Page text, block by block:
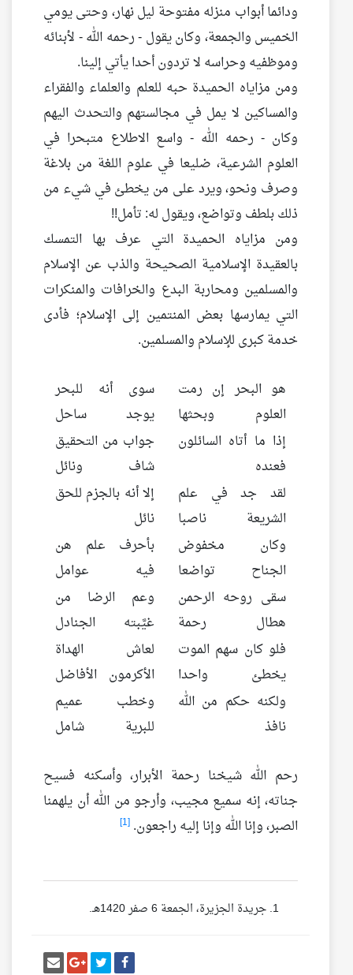
ودائما أبواب منزله مفتوحة ليل نهار، وحتى يومي
الخميس والجمعة، وكان يقول - رحمه الله - لأبنائه
وموظفيه وحراسه لا تردون أحدا يأتي إلينا.
ومن مزاياه الحميدة حبه للعلم والعلماء والفقراء
والمساكين لا يمل في مجالستهم والتحدث اليهم
وكان - رحمه الله - واسع الاطلاع متبحرا في
العلوم الشرعية، ضليعا في علوم اللغة من بلاغة
وصرف ونحو، ويرد على من يخطئ في شيء من
ذلك بلطف وتواضع، ويقول له: تأمل!!
ومن مزاياه الحميدة التي عرف بها التمسك
بالعقيدة الإسلامية الصحيحة والذب عن الإسلام
والمسلمين ومحاربة البدع والخرافات والمنكرات
التي يمارسها بعض المنتمين إلى الإسلام؛ فأدى
خدمة كبرى للإسلام والمسلمين.
هو البحر إن رمت
العلوم وبحثها
سوى أنه للبحر
يوجد ساحل
إذا ما أتاه السائلون
فعنده
جواب من التحقيق
شاف ونائل
لقد جد في علم
الشريعة ناصبا
إلا أنه بالجزم للحق
نائل
وكان مخفوض
الجناح تواضعا
بأحرف علم هن
فيه عوامل
سقى روحه الرحمن
هطال رحمة
وعم الرضا من
غيَّبته الجنادل
فلو كان سهم الموت
يخطئ واحدا
لعاش الهداة
الأكرمون الأفاضل
ولكنه حكم من الله
نافذ
وخطب عميم
للبرية شامل
رحم الله شيخنا رحمة الأبرار، وأسكنه فسيح
جناته، إنه سميع مجيب، وأرجو من الله أن يلهمنا
الصبر، وإنا الله وإنا إليه راجعون. [1]
جريدة الجزيرة، الجمعة 6 صفر 1420هـ.
شارك على فيسبوك
أنشر تغريدةشارك على